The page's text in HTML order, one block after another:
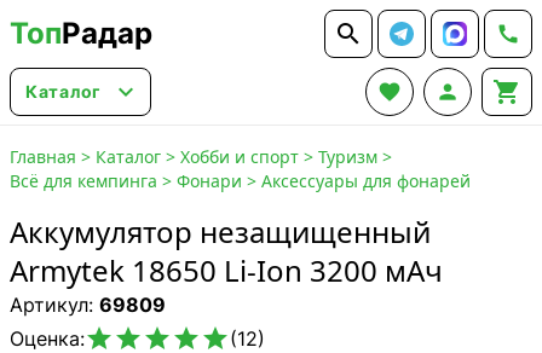
ТопРадар  
Каталог    
Главная > Каталог > Хобби и спорт > Туризм >
Всё для кемпинга > Фонари > Аксессуары для фонарей
Аккумулятор незащищенный
Armytek 18650 Li-Ion 3200 мАч
Артикул: 69809
Оценка:(12)